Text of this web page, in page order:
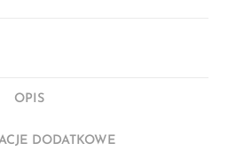
OPIS
DODATKOWE